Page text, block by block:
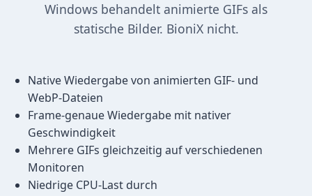
Windows behandelt animierte GIFs als
statische Bilder. BioniX nicht.
Native Wiedergabe von animierten GIF- und
WebP-Dateien
Frame-genaue Wiedergabe mit nativer
Geschwindigkeit
Mehrere GIFs gleichzeitig auf verschiedenen
Monitoren
Niedrige CPU-Last durch